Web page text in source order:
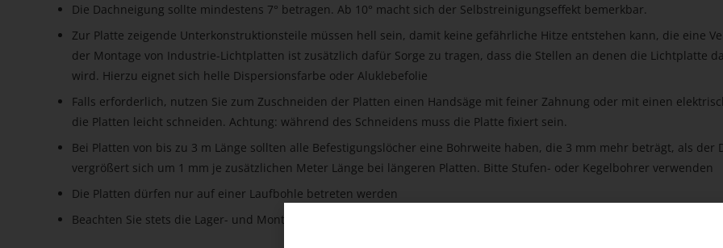
Die Dachneigung sollte mindestens 7° betragen. Ab 10° macht sich der Selbstreinigungseffekt bemerkbar.
Zur Platte zeigende Unterkonstruktionsteile müssen hell sein, damit keine gefährliche Hitze entstehen kann, die eine
der Montage von Industrie-Lichtplatten ist zusätzlich dafür Sorge zu tragen, dass die Stellen an denen die Lichtplatte
wird. Hierzu eignet sich helle Dispersionsfarbe oder Aluklebefolie
Falls erforderlich, nutzen Sie zum Zuschneiden der Platten einen Handsäge mit feiner Zahnung oder mit einen
die Platten leicht schneiden. Achtung: während des Schneidens muss die Platte fixiert sein.
Bei Platten von bis zu 3 m Länge sollten alle Befestigungslöcher eine Bohrweite haben, die 3 mm mehr beträgt, als der
vergrößert sich um 1 mm je zusätzlichen Meter Länge bei längeren Platten. Bitte Stufen- oder Kegelbohrer verwenden
Die Platten dürfen nur auf einer Laufbohle betreten werden
Beachten Sie stets die Lager- und Montageanweisungen des Herstellers!